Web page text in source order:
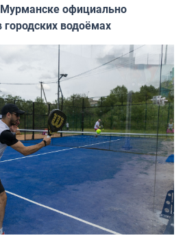
официально
городских водоёмах